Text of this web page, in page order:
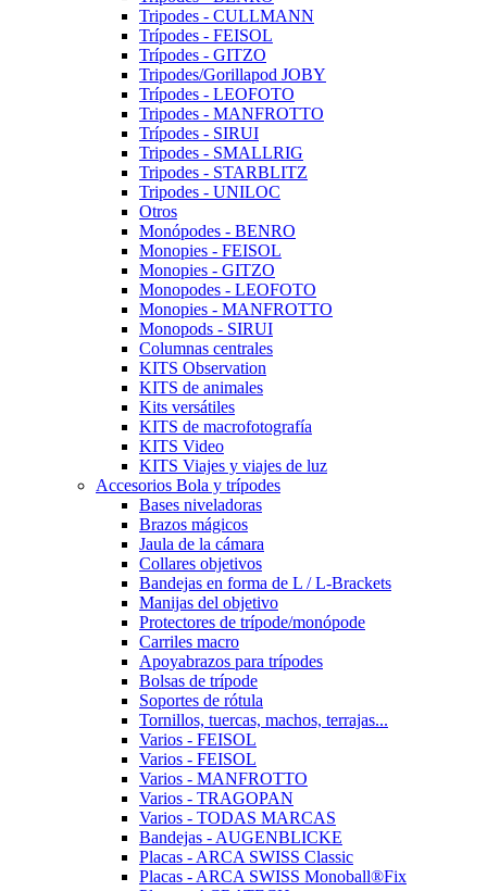
Tripodes - CULLMANN
Trípodes - FEISOL
Trípodes - GITZO
Tripodes/Gorillapod JOBY
Trípodes - LEOFOTO
Tripodes - MANFROTTO
Trípodes - SIRUI
Tripodes - SMALLRIG
Tripodes - STARBLITZ
Tripodes - UNILOC
Otros
Monópodes - BENRO
Monopies - FEISOL
Monopies - GITZO
Monopodes - LEOFOTO
Monopies - MANFROTTO
Monopods - SIRUI
Columnas centrales
KITS Observation
KITS de animales
Kits versátiles
KITS de macrofotografía
KITS Video
KITS Viajes y viajes de luz
Accesorios Bola y trípodes
Bases niveladoras
Brazos mágicos
Jaula de la cámara
Collares objetivos
Bandejas en forma de L / L-Brackets
Manijas del objetivo
Protectores de trípode/monópode
Carriles macro
Apoyabrazos para trípodes
Bolsas de trípode
Soportes de rótula
Tornillos, tuercas, machos, terrajas...
Varios - FEISOL
Varios - FEISOL
Varios - MANFROTTO
Varios - TRAGOPAN
Varios - TODAS MARCAS
Bandejas - AUGENBLICKE
Placas - ARCA SWISS Classic
Placas - ARCA SWISS Monoball®Fix